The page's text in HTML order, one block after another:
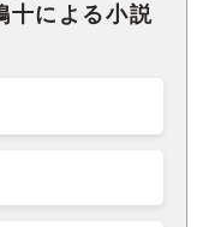
十による小説